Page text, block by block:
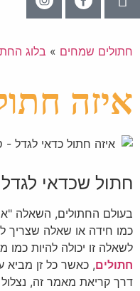
חתולים שמחים » בלוג
איזה
חתול שכדאי לגדל
בעולם החתולים, השאלה
כמו חידה או שאלה שצריך
לשאלה זו יכולה להיות
חתולים, כאשר כל זן מביא
דרך קריאת מאמר זה, נצלול